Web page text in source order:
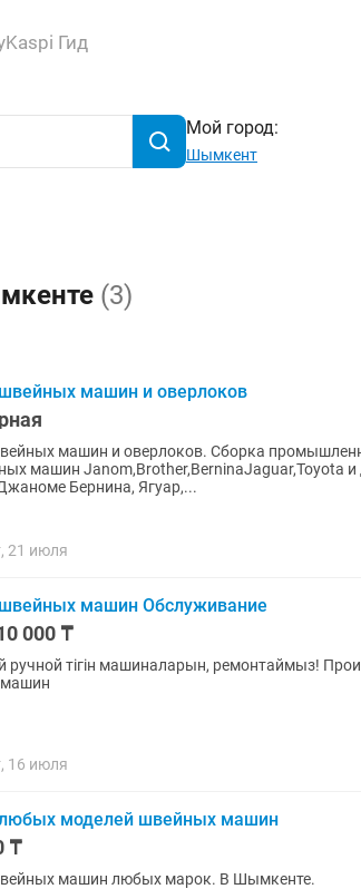
Kaspi Гид
Мой город:
Шымкент
(3)
машин и оверлоков
машин и оверлоков. Сборка
машин Janom,Brother,BerninaJaguar,Toyоta
Бернина, Ягуар,...
21 июля
машин Обслуживание
000 ₸
ручной тігін машиналарын, ремонтаймыз!
16 июля
моделей швейных машин
₸
машин любых марок. В Шымкенте.